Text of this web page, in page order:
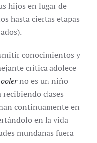
hijos en lugar de
hasta ciertas etapas
conocimientos y
crítica adolece
no es un niño
recibiendo clases
continuamente en
en la vida
mundanas fuera